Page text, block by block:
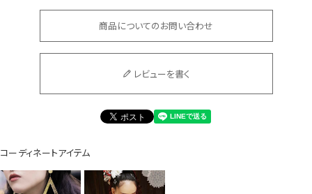
商品についてのお問い合わせ
レビューを書く
コーディネートアイテム